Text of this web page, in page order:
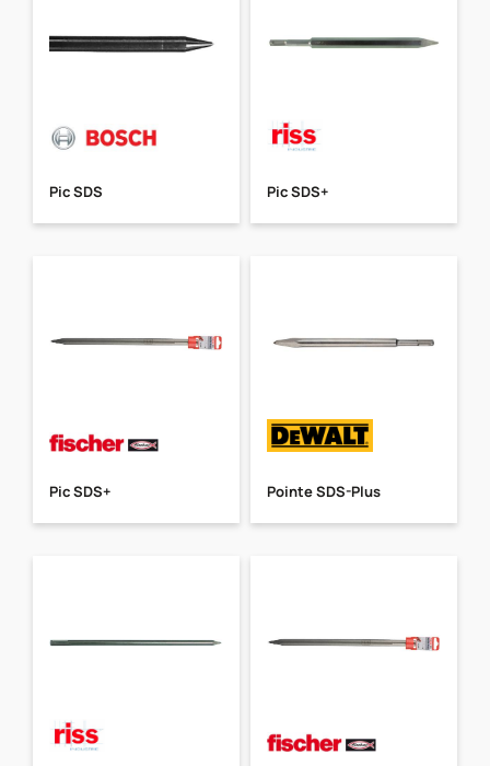
Pic SDS Pic SDS+
Pic SDS+ Pointe SDS-Plus